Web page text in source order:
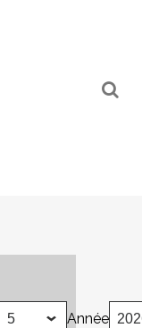
Année